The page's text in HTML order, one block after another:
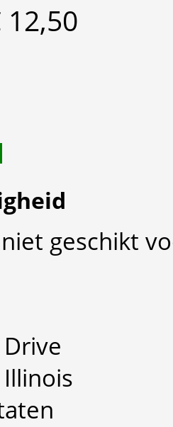
geschikt